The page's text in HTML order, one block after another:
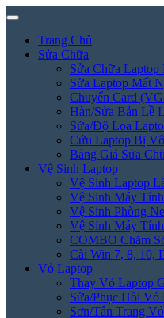
Trang Chủ
Sửa Chữa
Sửa Chữa Laptop
Sửa Laptop Mất
Chuyển Card
Hàn/Sửa Bản Lề
Sửa/Độ Loa
Cứu Laptop Bị
Bảng Giá Sửa
Vệ Sinh Laptop
Vệ Sinh Laptop
Vệ Sinh Máy
Vệ Sinh Phòng
Vệ Sinh Máy
COMBO Chăm
Cài Win 7, 8, 10,
Vỏ Laptop
Thay Vỏ Laptop
Sửa/Phục Hồi Vỏ
Sơn/Tân Trang